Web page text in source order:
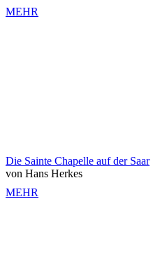
MEHR
Die Sainte Chapelle auf der Saar
von Hans Herkes
MEHR